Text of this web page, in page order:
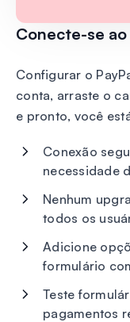
Conecte-se
Configurar o
conta, arraste o
e pronto, você
Conexão
necessidade
Nenhum
todos os
Adicione
formulário
Teste
pagamentos